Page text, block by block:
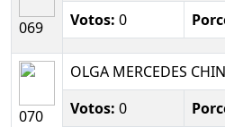
069 Votos: 0
070
OLGA MERCEDES
Votos: 0